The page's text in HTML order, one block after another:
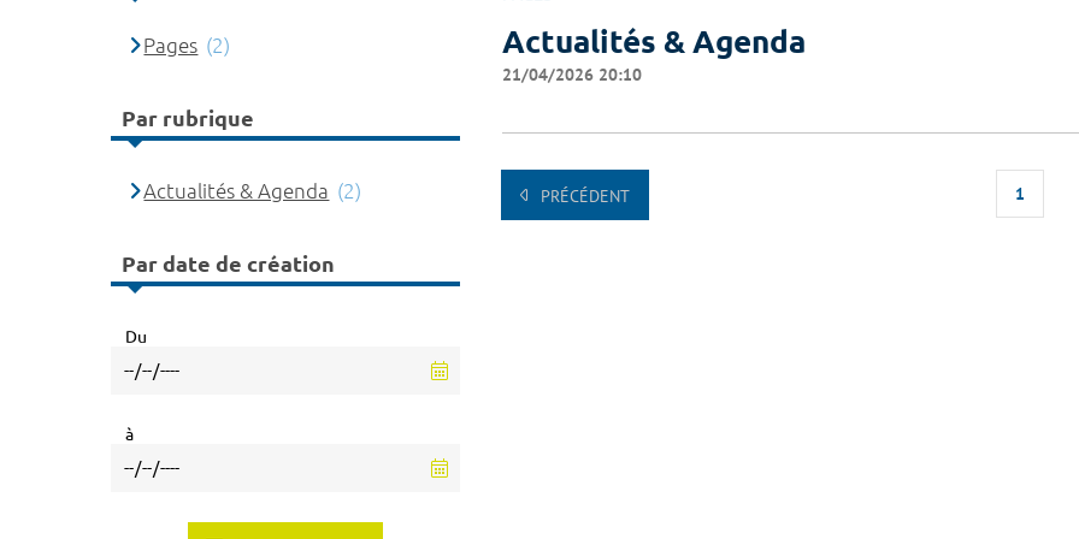
Actualités & Agenda
21/04/2026 20:10
PRÉCÉDENT 1
Pages (2)
Par rubrique
Actualités & Agenda (2)
Par date de création
Du
à